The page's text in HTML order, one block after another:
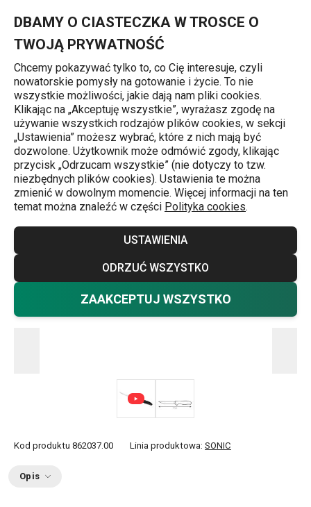
DBAMY O CIASTECZKA W TROSCE O
TWOJĄ PRYWATNOŚĆ
Chcemy pokazywać tylko to, co Cię interesuje, czyli
nowatorskie pomysły na gotowanie i życie. To nie
wszystkie możliwości, jakie dają nam pliki cookies.
Klikając na „Akceptuję wszystkie”, wyrażasz zgodę na
używanie wszystkich rodzajów plików cookies, w sekcji
„Ustawienia” możesz wybrać, które z nich mają być
dozwolone. Użytkownik może odmówić zgody, klikając
przycisk „Odrzucam wszystkie” (nie dotyczy to tzw.
niezbędnych plików cookies). Ustawienia te można
zmienić w dowolnym momencie. Więcej informacji na ten
temat można znaleźć w części Polityka cookies.
USTAWIENIA
ODRZUĆ WSZYSTKO
ZAAKCEPTUJ WSZYSTKO
Noże do odfiletowywania
Nóż do usuwania kości SONIC 16 cm
Kod produktu 862037.00 Linia produktowa: SONIC
Opis